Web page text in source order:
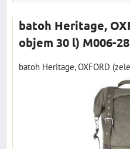
batoh Heritage,
objem 30 l) M006-
batoh Heritage, OXFORD